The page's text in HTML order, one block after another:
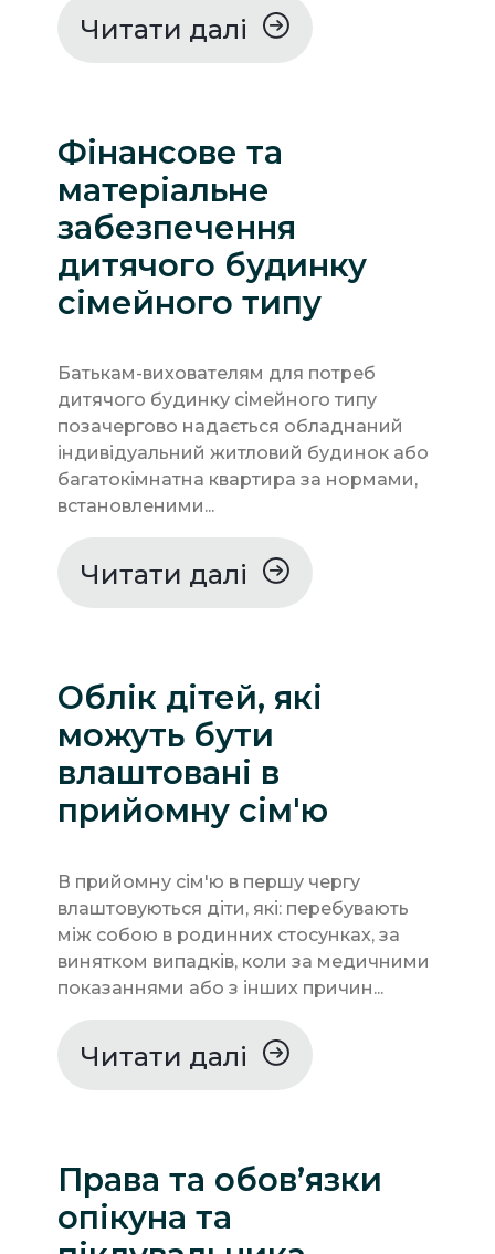
Читати далі
Фінансове та
матеріальне
забезпечення
дитячого будинку
сімейного типу
Батькам-вихователям для потреб
дитячого будинку сімейного типу
позачергово надається обладнаний
індивідуальний житловий будинок або
багатокімнатна квартира за нормами,
встановленими...
Читати далі
Облік дітей, які
можуть бути
влаштовані в
прийомну сім'ю
В прийомну сім'ю в першу чергу
влаштовуються діти, які: перебувають
між собою в родинних стосунках, за
винятком випадків, коли за медичними
показаннями або з інших причин...
Читати далі
Права та обов’язки
опікуна та